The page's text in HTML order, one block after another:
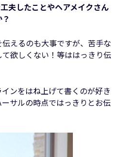
夫したことやヘアメイクさん
えるのも大事ですが、苦手な
欲しくない！等ははっきり伝
ンをはね上げて書くのが好き
サルの時点ではっきりとお伝